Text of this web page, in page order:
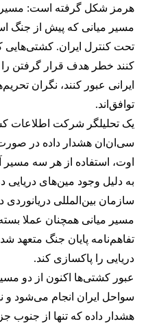
هرمز شکل گرفته است: مسیر
مسیر میانی که پیش از جنگ
تحت کنترل ایران. کشتی‌هایی
کنند خطر هدف قرار گرفتن را
ایرانی عبور کنند، نگران
توافق‌اند.
یک تحلیلگر شرکت اطلاعات
سی‌ان‌ان هشدار داده در
اوت، استفاده از هر سه مسیر
به دلیل وجود مین‌های دریایی
مسیر میانی همچنان عملا
تفاهم‌نامه پایان جنگ متعهد
دریایی را پاکسازی کند.
عبور کشتی‌ها اکنون از دو
سواحل ایران انجام می‌شود و
هشدار داده که تنها از جنوب